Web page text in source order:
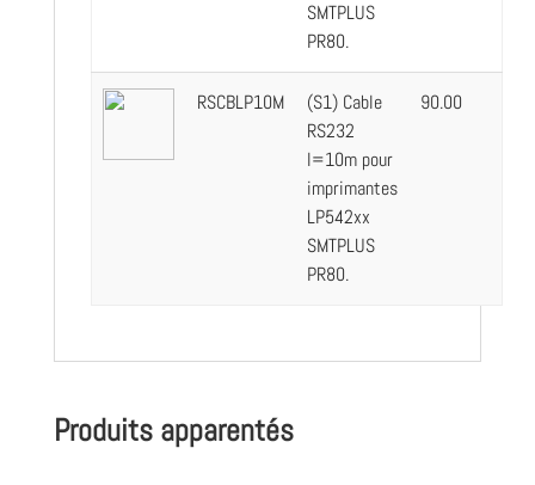
SMTPLUS
PR80.
RSCBLP10M
(S1) Cable
RS232
l=10m pour
imprimantes
LP542xx
SMTPLUS
PR80.
90.00
Produits apparentés